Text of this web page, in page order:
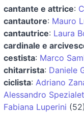
cantante e attrice:
cantautore: Mauro
cantautrice: Laura
cardinale e
cestista: Marco
chitarrista: Daniele
ciclista: Adriano
Alessandro
Fabiana Luperini (52)